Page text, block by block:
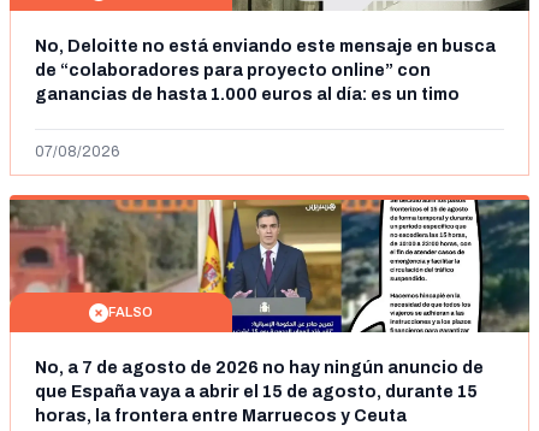
No, Deloitte no está enviando este mensaje en busca
de “colaboradores para proyecto online” con
ganancias de hasta 1.000 euros al día: es un timo
07/08/2026
FALSO
No, a 7 de agosto de 2026 no hay ningún anuncio de
que España vaya a abrir el 15 de agosto, durante 15
horas, la frontera entre Marruecos y Ceuta